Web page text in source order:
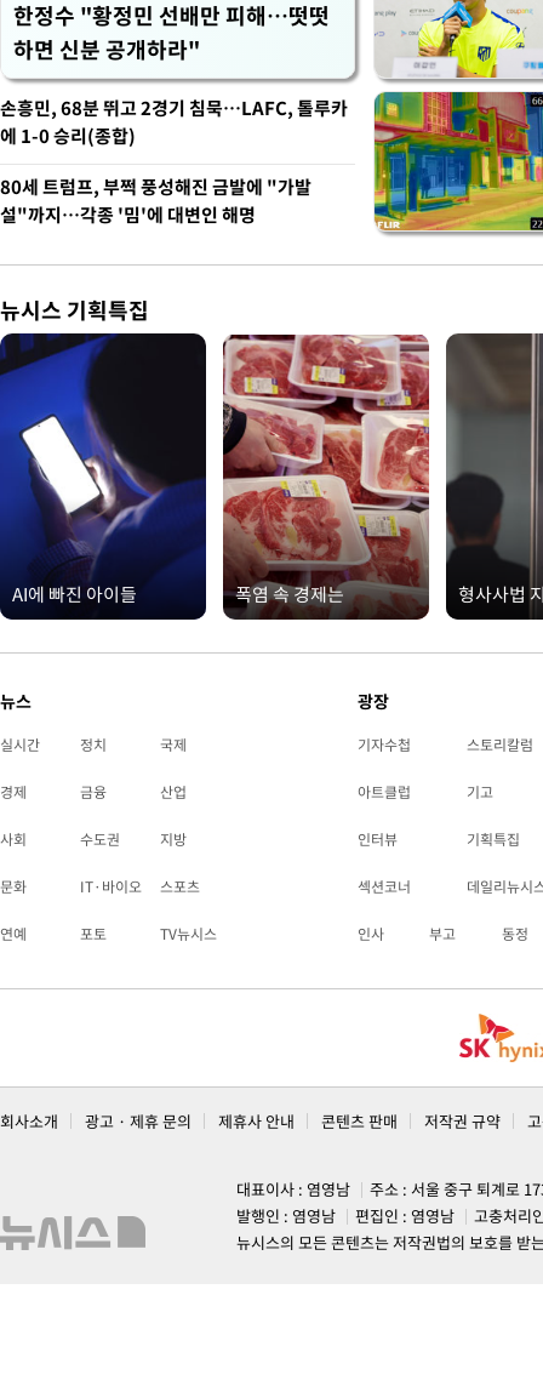
한정수 "황정민 선배만 피해…떳떳
하면 신분 공개하라"
손흥민, 68분 뛰고 2경기 침묵…LAFC, 톨루카
에 1-0 승리(종합)
80세 트럼프, 부쩍 풍성해진 금발에 "가발
설"까지…각종 '밈'에 대변인 해명
뉴시스 기획특집
AI에 빠진 아이들 폭염 속 경제는 형사사법
뉴스
실시간 정치 국제
경제 금융 산업
사회 수도권 지방
문화 IT·바이오 스포츠
연예 포토 TV뉴시스
광장
기자수첩 스토리칼럼
아트클럽 기고
인터뷰 기획특집
섹션코너 데일리뉴시
인사 부고 동정
회사소개 광고 · 제휴 문의 제휴사 안내 콘텐츠 판매 저작권 규약
대표이사 : 염영남
주소 : 서울 중구 퇴계로
발행인 : 염영남
편집인 : 염영남
고충처리
뉴시스의 모든 콘텐츠는 저작권법의 보호를